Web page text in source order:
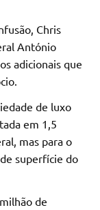
Chris
António
adicionais que
de luxo
em 1,5
mas para o
superfície do
de